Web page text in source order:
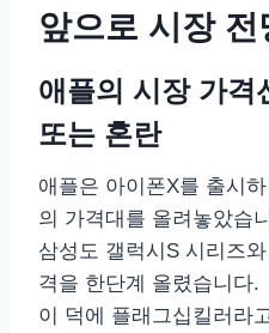
앞으로 시장 전
애플의 시장 가격
또는 혼란
애플은 아이폰X를 출시
의 가격대를 올려놓았습
삼성도 갤럭시S 시리즈
격을 한단계 올렸습니다.
이 덕에 플래그십킬러라